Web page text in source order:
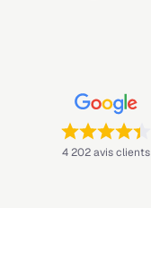
Note : 4,4 sur 5 —
4 202 avis clients